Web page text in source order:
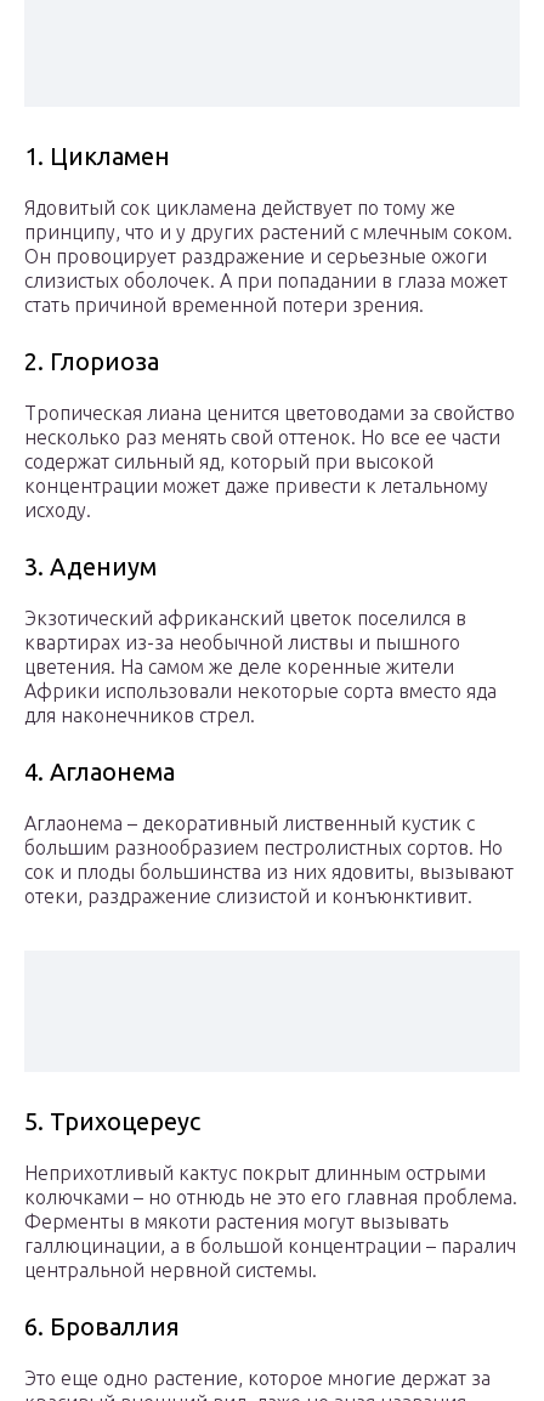
1. Цикламен
Ядовитый сок цикламена действует по тому же
принципу, что и у других растений с млечным соком.
Он провоцирует раздражение и серьезные ожоги
слизистых оболочек. А при попадании в глаза может
стать причиной временной потери зрения.
2. Глориоза
Тропическая лиана ценится цветоводами за свойство
несколько раз менять свой оттенок. Но все ее части
содержат сильный яд, который при высокой
концентрации может даже привести к летальному
исходу.
3. Адениум
Экзотический африканский цветок поселился в
квартирах из-за необычной листвы и пышного
цветения. На самом же деле коренные жители
Африки использовали некоторые сорта вместо яда
для наконечников стрел.
4. Аглаонема
Аглаонема – декоративный лиственный кустик с
большим разнообразием пестролистных сортов. Но
сок и плоды большинства из них ядовиты, вызывают
отеки, раздражение слизистой и конъюнктивит.
5. Трихоцереус
Неприхотливый кактус покрыт длинным острыми
колючками – но отнюдь не это его главная проблема.
Ферменты в мякоти растения могут вызывать
галлюцинации, а в большой концентрации – паралич
центральной нервной системы.
6. Броваллия
Это еще одно растение, которое многие держат за